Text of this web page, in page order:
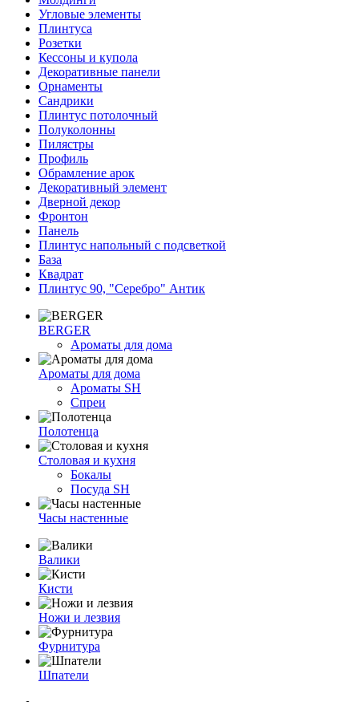
Угловые элементы
Плинтуса
Розетки
Кессоны и купола
Декоративные панели
Орнаменты
Сандрики
Плинтус потолочный
Полуколонны
Пилястры
Профиль
Обрамление арок
Декоративный элемент
Дверной декор
Фронтон
Панель
Плинтус напольный с подсветкой
База
Квадрат
Плинтус 90, "Серебро" Антик
BERGER
Ароматы для дома
Ароматы для дома
Ароматы SH
Спреи
Полотенца
Столовая и кухня
Бокалы
Посуда SH
Часы настенные
Валики
Кисти
Ножи и лезвия
Фурнитура
Шпатели